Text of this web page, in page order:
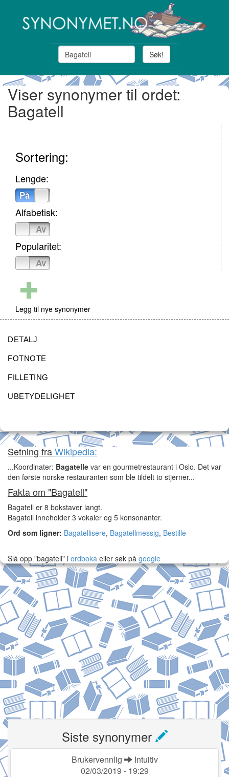
Søk!
Viser synonymer til ordet:
Bagatell
Sortering:
Lengde:
På
Alfabetisk:
Av
Popularitet:
Av
Legg til nye synonymer
DETALJ
FOTNOTE
FILLETING
UBETYDELIGHET
Setning fraWikipedia:
...Koordinater: Bagatelle var en gourmetrestaurant i Oslo. Det var
den første norske restauranten som ble tildelt to stjerner...
Fakta om "Bagatell"
Bagatell er 8 bokstaver langt.
Bagatell inneholder 3 vokaler og 5 konsonanter.
Ord som ligner: Bagatellisere, Bagatellmessig, Bestille
Slå opp "bagatell" i ordboka eller søk på google
Siste synonymer
Brukervennlig
Intuitiv
02/03/2019 - 19:29